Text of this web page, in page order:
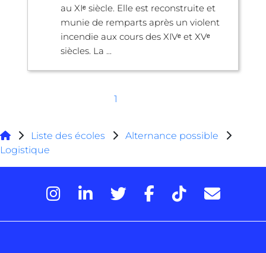
au XIᵉ siècle. Elle est reconstruite et
munie de remparts après un violent
incendie aux cours des XIVᵉ et XVᵉ
siècles. La ...
1
Liste des écoles
Alternance possible
Logistique